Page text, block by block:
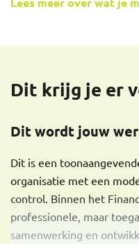
Actief meedenken
Sterke Excel-
Engelse taal
Lees meer over wat je
Dit krijg je er
Dit wordt jouw
Dit is een
organisatie met een
control. Binnen het
professionele, maar
samenwerking en